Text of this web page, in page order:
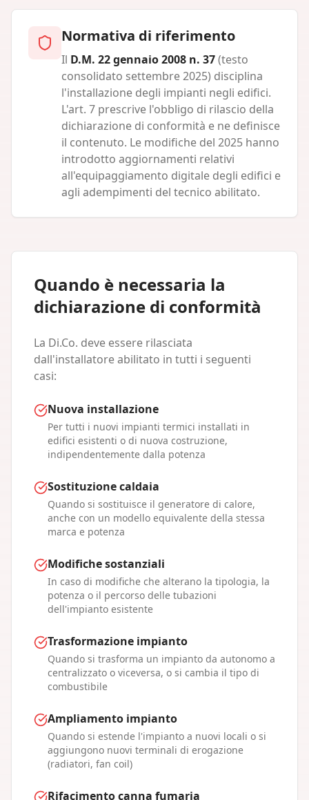
Normativa di riferimento
Il D.M. 22 gennaio 2008 n. 37(testo
consolidato settembre 2025) disciplina
l'installazione degli impianti negli edifici.
L'art. 7 prescrive l'obbligo di rilascio della
dichiarazione di conformità e ne definisce
il contenuto. Le modifiche del 2025 hanno
introdotto aggiornamenti relativi
all'equipaggiamento digitale degli edifici e
agli adempimenti del tecnico abilitato.
Quando è necessaria la
dichiarazione di conformità
La Di.Co. deve essere rilasciata
dall'installatore abilitato in tutti i seguenti
casi:
Nuova installazione
Per tutti i nuovi impianti termici installati in
edifici esistenti o di nuova costruzione,
indipendentemente dalla potenza
Sostituzione caldaia
Quando si sostituisce il generatore di calore,
anche con un modello equivalente della stessa
marca e potenza
Modifiche sostanziali
In caso di modifiche che alterano la tipologia, la
potenza o il percorso delle tubazioni
dell'impianto esistente
Trasformazione impianto
Quando si trasforma un impianto da autonomo a
centralizzato o viceversa, o si cambia il tipo di
combustibile
Ampliamento impianto
Quando si estende l'impianto a nuovi locali o si
aggiungono nuovi terminali di erogazione
(radiatori, fan coil)
Rifacimento canna fumaria